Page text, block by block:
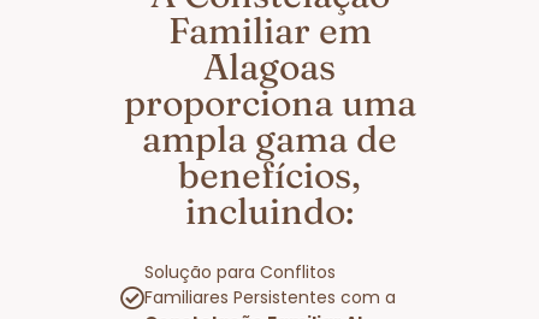
Familiar em
Alagoas
proporciona uma
ampla gama de
benefícios,
incluindo:
Solução para Conflitos
Familiares Persistentes com a